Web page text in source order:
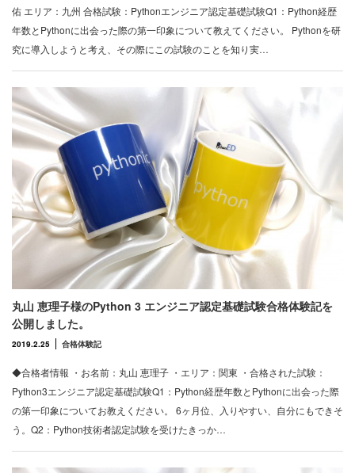
佑 エリア：九州 合格試験：Pythonエンジニア認定基礎試験Q1：Python経歴
年数とPythonに出会った際の第一印象について教えてください。 Pythonを研
究に導入しようと考え、その際にこの試験のことを知り実…
丸山 恵理子様のPython 3 エンジニア認定基礎試験合格体験記を
公開しました。
2019.2.25 合格体験記
◆合格者情報 ・お名前：丸山 恵理子 ・エリア：関東 ・合格された試験：
Python3エンジニア認定基礎試験Q1：Python経歴年数とPythonに出会った際
の第一印象についてお教えください。 6ヶ月位、入りやすい、自分にもできそ
う。Q2：Python技術者認定試験を受けたきっか…